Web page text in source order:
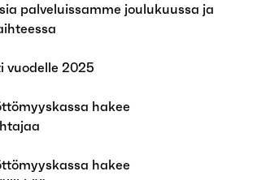
palveluissamme joulukuussa ja
vuodelle 2025
hakee
hakee